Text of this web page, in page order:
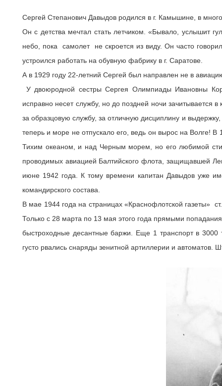
Сергей Степанович Давыдов родился в г. Камышине, в
Он с детства мечтал стать летчиком. «Бывало, услышит
небо, пока самолет не скроется из виду. Он часто
устроился работать на обувную фабрику в г. Саратове.
А в 1929 году 22-летний Сергей был направлен не в
У двоюродной сестры Сергея Олимпиады Ивановны
исправно несет службу, но до поздней ночи зачитывается
за образцовую службу, за отличную дисциплину и
теперь и море не отпускало его, ведь он вырос на Волге!
Тихим океаном, и над Черным морем, но его любимой
проводимых авиацией Балтийского флота, защищавшей
июне 1942 года. К тому времени капитан Давыдов уже
командирского состава.
В мае 1944 года на страницах «Краснофлотской газеты»
Только с 28 марта по 13 мая этого года прямыми
быстроходные десантные баржи. Еще 1 транспорт в 3000
густо рвались снаряды зенитной артиллерии и автоматов.